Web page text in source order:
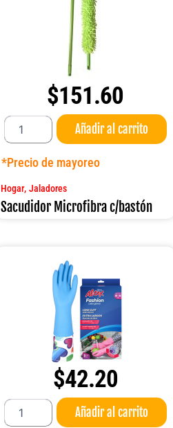
$151.60
Sacudidor
Microfibra
c/bastón
cantidad
Añadir al carrito
*Precio de mayoreo
Hogar,Jaladores
Sacudidor Microfibra c/bastón
$42.20
Guante
Altex
Añadir al carrito